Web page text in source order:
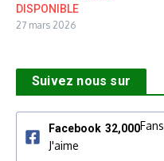
DISPONIBLE
27 mars 2026
Suivez nous sur
Facebook 32,000Fans
J'aime